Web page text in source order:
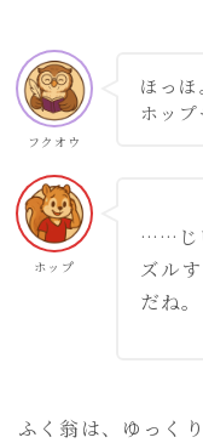
フクオウ
ほっほ
ホッ
ホップ
……じ
ズル
だね。
ふく翁は、ゆっく